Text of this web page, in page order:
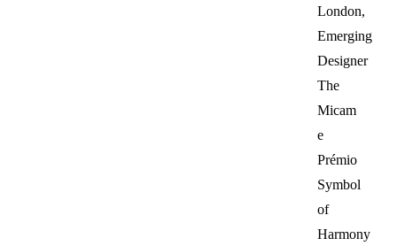
London,
Emerging
Designer
The
Micam
e
Prémio
Symbol
of
Harmony